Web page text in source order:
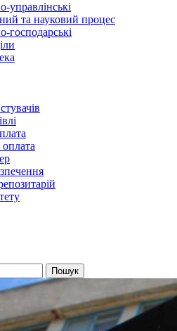
управлінські
та науковий процес
господарські
Пошук